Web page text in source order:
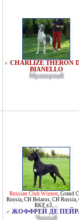
♀ CHARLIZE THERON
BIANELLO
Мраморный
Russian Club Winner, Grand
Russia, CH Belarus, CH Russia,
RKF x3, ...
♂ ЖОФФРЕЙ ДЕ
Черный